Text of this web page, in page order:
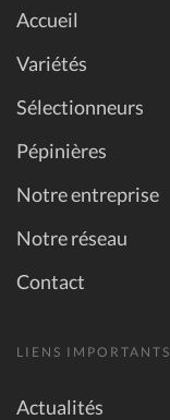
Accueil
Variétés
Sélectionneurs
Pépinières
Notre entreprise
Notre réseau
Contact
LIENS IMPORTANTS
Actualités